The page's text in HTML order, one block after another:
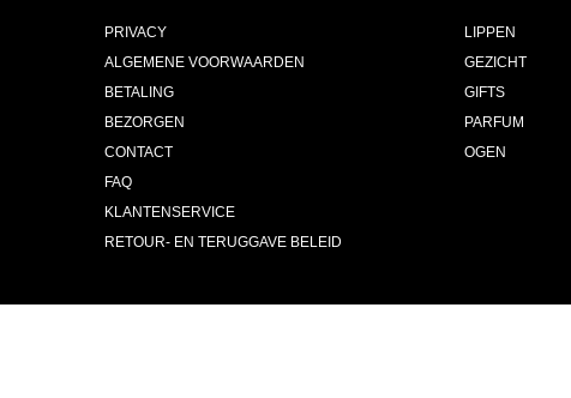
PRIVACY
ALGEMENE VOORWAARDEN
BETALING
BEZORGEN
CONTACT
FAQ
KLANTENSERVICE
RETOUR- EN TERUGGAVE BELEID
LIPPEN
GEZICHT
GIFTS
PARFUM
OGEN